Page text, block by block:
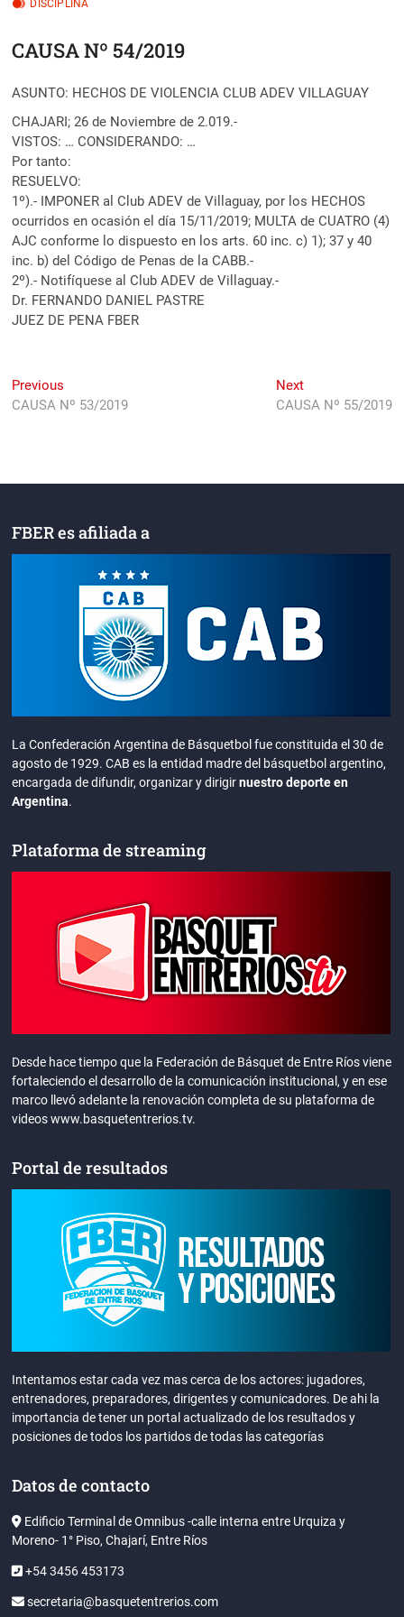
DISCIPLINA
CAUSA Nº 54/2019
ASUNTO: HECHOS DE VIOLENCIA CLUB ADEV VILLAGUAY
CHAJARI; 26 de Noviembre de 2.019.-
VISTOS: … CONSIDERANDO: …
Por tanto:
RESUELVO:
1º).- IMPONER al Club ADEV de Villaguay, por los HECHOS
ocurridos en ocasión el día 15/11/2019; MULTA de CUATRO (4)
AJC conforme lo dispuesto en los arts. 60 inc. c) 1); 37 y 40
inc. b) del Código de Penas de la CABB.-
2º).- Notifíquese al Club ADEV de Villaguay.-
Dr. FERNANDO DANIEL PASTRE
JUEZ DE PENA FBER
Navegación
de
Previous
post:
CAUSA Nº 53/2019
NextNext
post:
CAUSA Nº 55/2019
FBER es afiliada a
La Confederación Argentina de Básquetbol fue constituida el 30 de
agosto de 1929. CAB es la entidad madre del básquetbol argentino,
encargada de difundir, organizar y dirigirnuestro deporte en
Argentina.
Plataforma de streaming
Desde hace tiempo que la Federación de Básquet de Entre Ríos viene
fortaleciendo el desarrollo de la comunicación institucional, y en ese
marco llevó adelante la renovación completa de su plataforma de
videos www.basquetentrerios.tv.
Portal de resultados
Intentamos estar cada vez mas cerca de los actores: jugadores,
entrenadores, preparadores, dirigentes y comunicadores. De ahi la
importancia de tener un portal actualizado de los resultados y
posiciones de todos los partidos de todas las categorías
Datos de contacto
Edificio Terminal de Omnibus -calle interna entre Urquiza y
Moreno- 1° Piso, Chajarí, Entre Ríos
+54 3456 453173
secretaria@basquetentrerios.com